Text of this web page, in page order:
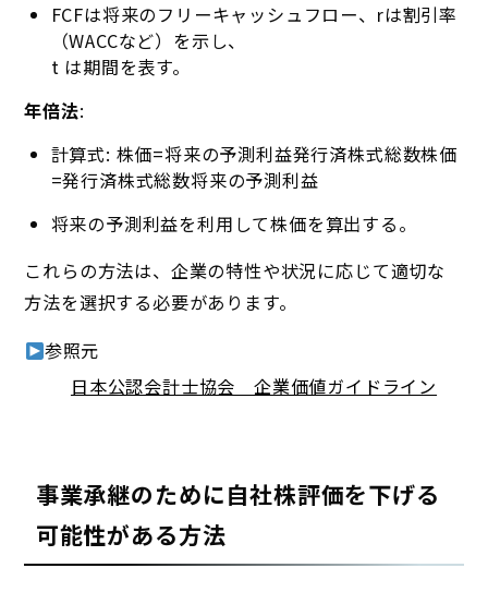
FCFは将来のフリーキャッシュフロー、rは割引率
（WACCなど）を示し、
t は期間を表す。
年倍法:
計算式: 株価=将来の予測利益発行済株式総数株価
=発行済株式総数将来の予測利益
将来の予測利益を利用して株価を算出する。
これらの方法は、企業の特性や状況に応じて適切な
方法を選択する必要があります。
参照元
日本公認会計士協会 企業価値ガイドライン
事業承継のために自社株評価を下げる
可能性がある方法